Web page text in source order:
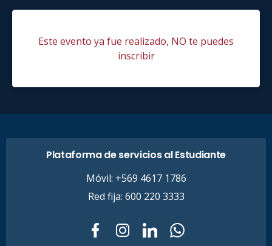
Este evento ya fue realizado, NO te puedes
inscribir